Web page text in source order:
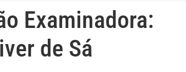
Examinadora:
de Sá